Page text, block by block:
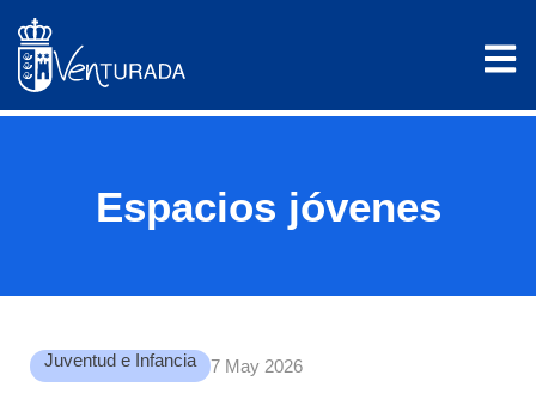
Espacios jóvenes
Juventud e Infancia 7 May 2026